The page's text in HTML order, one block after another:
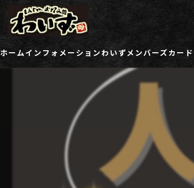
ホームインフォメーションわいずメンバーズカード
ご登録情報変更フォーム